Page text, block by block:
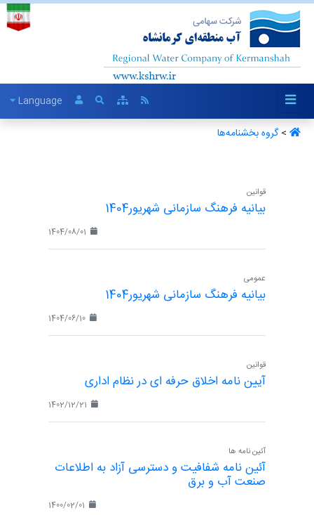
Language
>گروه بخشنامه‌ها ‏
قوانین
بیانیه فرهنگ سازمانی شهریور1404
عمومی
بیانیه فرهنگ سازمانی شهریور1404
قوانین
آیین نامه اخلاق حرفه ای در نظام اداری
آئین نامه ها
آئین نامه شفافیت و دسترسی آزاد به اطلاعات
صنعت آب و برق